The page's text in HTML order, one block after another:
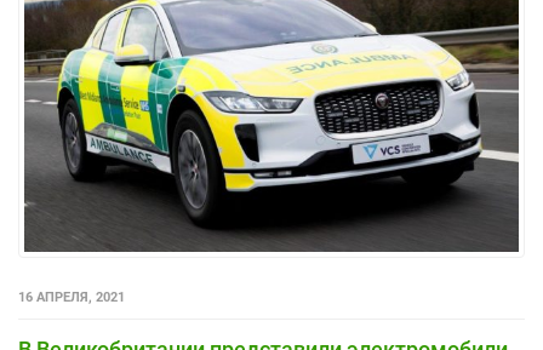
16 АПРЕЛЯ, 2021